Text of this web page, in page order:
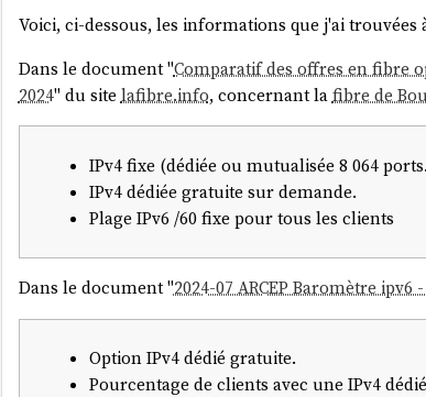
Voici, ci-dessous, les informations que j'ai trouvées
Dans le document "Comparatif des offres en fibre
2024" du site lafibre.info, concernant lafibre de
IPv4 fixe (dédiée ou mutualisée 8 064 ports.
IPv4 dédiée gratuite sur demande.
Plage IPv6 /60 fixe pour tous les clients
Dans le document "2024-07 ARCEP Baromètre ipv6
Option IPv4 dédié gratuite.
Pourcentage de clients avec une IPv4